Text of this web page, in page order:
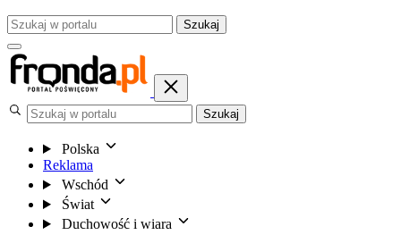
Szukaj
Szukaj
Polska
Reklama
Wschód
Świat
Duchowość i wiara